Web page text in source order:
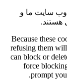
وب سایت ما و
هستند.
Because these
refusing them
can block or
force
prompt